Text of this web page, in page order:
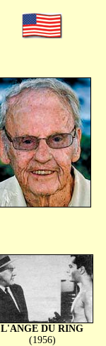
L'ANGE DU RING
(1956)